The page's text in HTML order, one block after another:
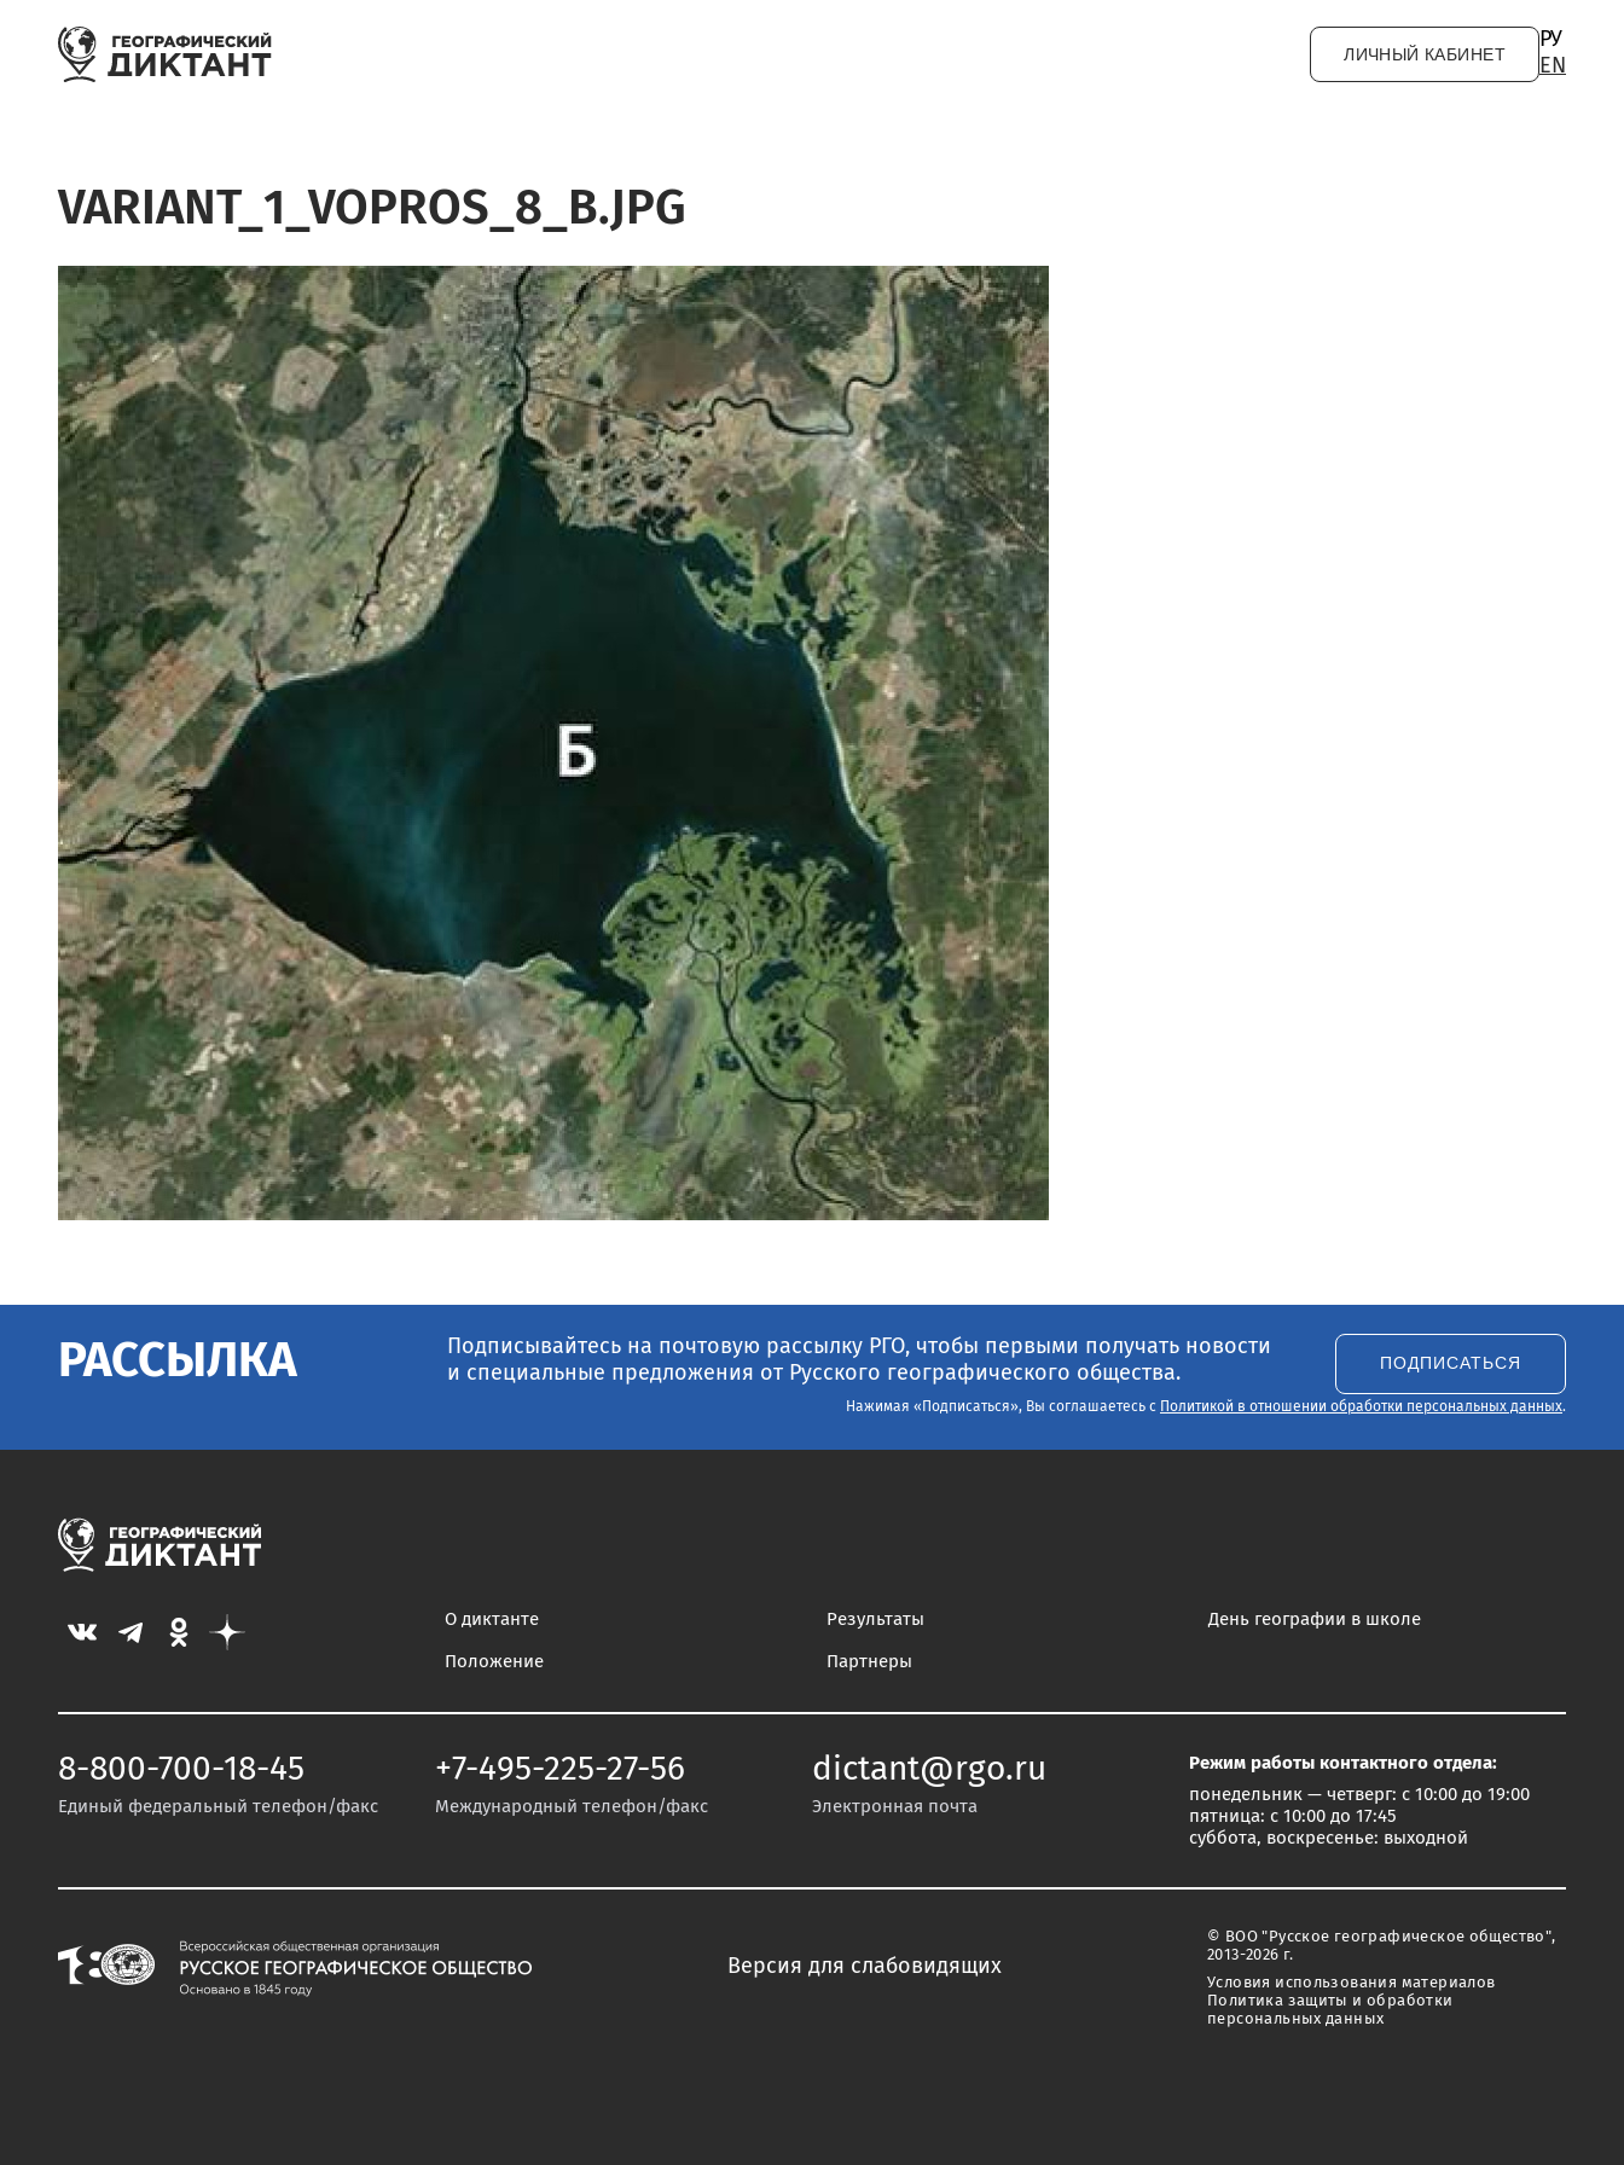
ЛИЧНЫЙ КАБИНЕТ
РУ
EN
VARIANT_1_VOPROS_8_B.JPG
РАССЫЛКА
Подписывайтесь на почтовую рассылку РГО, чтобы первыми получать новости
и специальные предложения от Русского географического общества.
ПОДПИСАТЬСЯ
Нажимая «Подписаться», Вы соглашаетесь с Политикой в отношении обработки персональных данных.
О диктанте
Положение
Результаты
Партнеры
День географии в школе
8-800-700-18-45
Единый федеральный телефон/факс
+7-495-225-27-56
Международный телефон/факс
dictant@rgo.ru
Электронная почта
Режим работы контактного отдела:
понедельник — четверг: с 10:00 до 19:00
пятница: с 10:00 до 17:45
суббота, воскресенье: выходной
© ВОО "Русское географическое общество",
2013-2026 г.
Условия использования материалов
Политика защиты и обработки
персональных данных
Версия для слабовидящих